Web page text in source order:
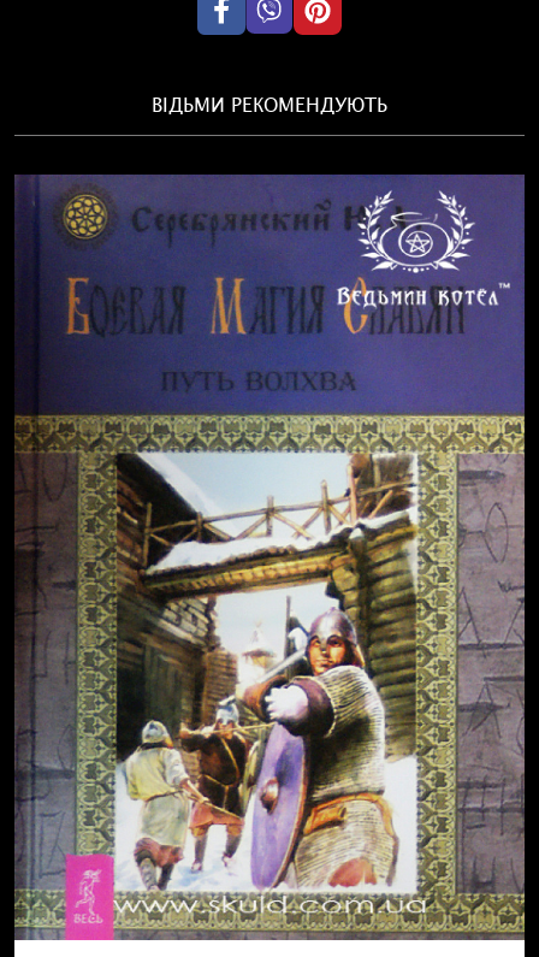
ВІДЬМИ РЕКОМЕНДУЮТЬ